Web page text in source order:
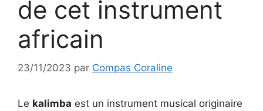
de cet instrument
africain
23/11/2023 par Compas Coraline
Le kalimba est un instrument musical originaire